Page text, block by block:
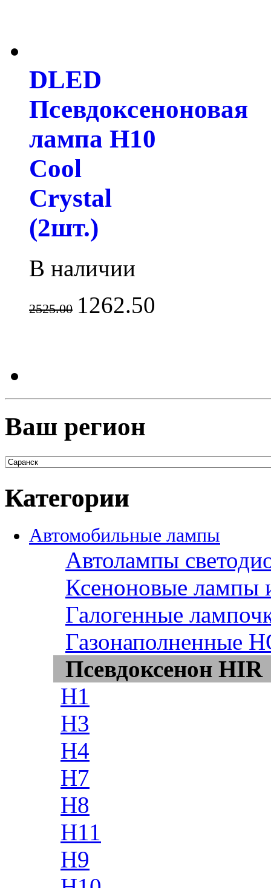
DLED
Псевдоксеноновая
лампа H10
Cool
Crystal
(2шт.)
В наличии
2525.00 1262.50
Ваш регион
Категории
Автомобильные лампы
Автолампы
Ксеноновые лампы
Галогенные
Газонаполненные
Псевдоксенон HIR
H1
H3
H4
H7
H8
H11
H9